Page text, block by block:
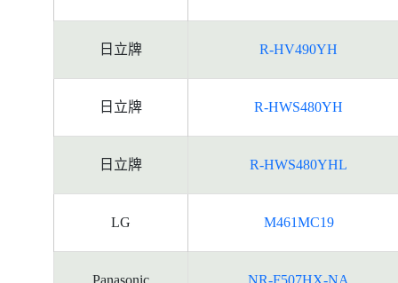
日立牌 R-HV490YH
日立牌 R-HWS480YH
日立牌 R-HWS480YHL
LG M461MC19
Panasonic NR-F507HX-NA